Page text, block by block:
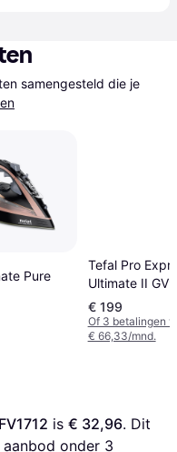
samengesteld die je
Pure
Tefal Pro
Ultimate II
€ 199
Of 3 betalingen
€ 66,33/mnd.
is € 32,96. Dit
onder 3